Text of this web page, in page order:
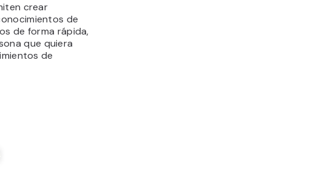
crear
de
de forma rápida,
que quiera
de